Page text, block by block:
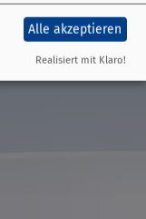
Alle akzeptieren
Realisiert mit Klaro!